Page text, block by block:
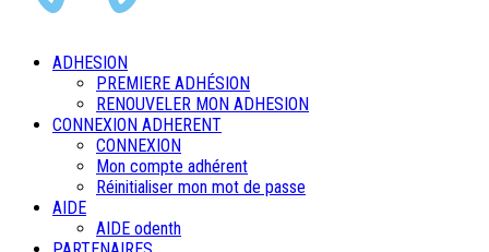
ADHESION
PREMIERE ADHÉSION
RENOUVELER MON ADHESION
CONNEXION ADHERENT
CONNEXION
Mon compte adhérent
Réinitialiser mon mot de passe
AIDE
AIDE odenth